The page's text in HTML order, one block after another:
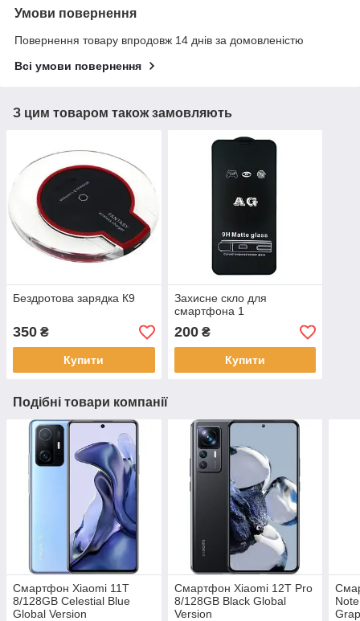
Умови повернення
Повернення товару впродовж 14 днів за домовленістю
Всі умови повернення
З цим товаром також замовляють
Бездротова зарядка К9
350 ₴
Купити
Захисне скло для
смартфона 1
200₴
Купити
Подібні товари компанії
Смартфон Xiaomi 11T
8/128GB Celestial Blue
Global Version
Смартфон Xiaomi 12T Pro
8/128GB Black Global
Version